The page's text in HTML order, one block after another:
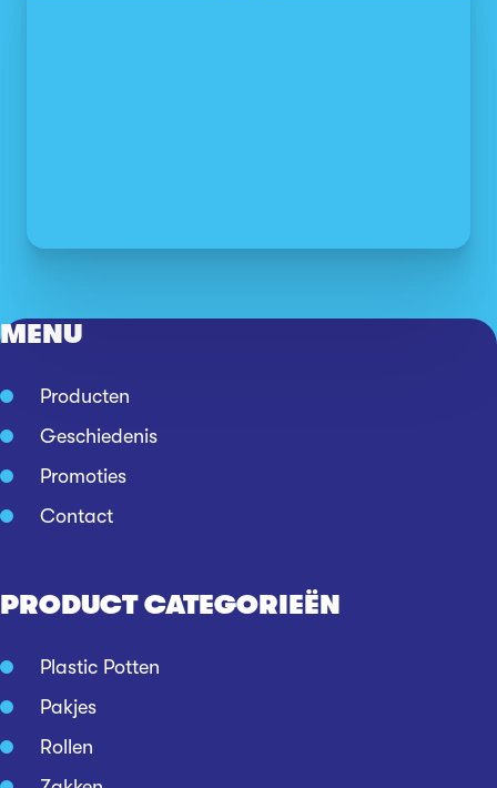
MENU
Producten
Geschiedenis
Promoties
Contact
PRODUCT CATEGORIEËN
Plastic Potten
Pakjes
Rollen